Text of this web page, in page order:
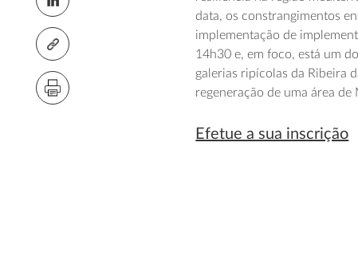
data, os constrangimentos
implementação de
14h30 e, em foco, está um
galerias ripícolas da Ribeira
regeneração de uma área
Efetue a sua inscrição